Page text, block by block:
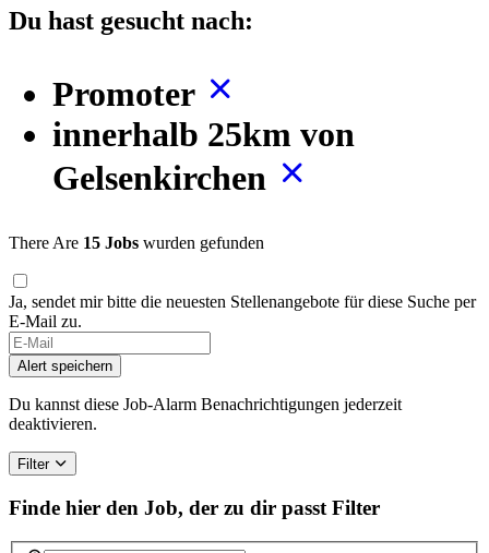
Du hast gesucht nach:
Promoter
innerhalb 25km von
Gelsenkirchen
There Are 15 Jobs wurden gefunden
Ja, sendet mir bitte die neuesten Stellenangebote für diese Suche per
E-Mail zu.
If
you
are
a
human,
this
field
Alert speichern
Du kannst diese Job-Alarm Benachrichtigungen jederzeit
deaktivieren.
Filter
Finde hier den Job, der zu dir passt Filter